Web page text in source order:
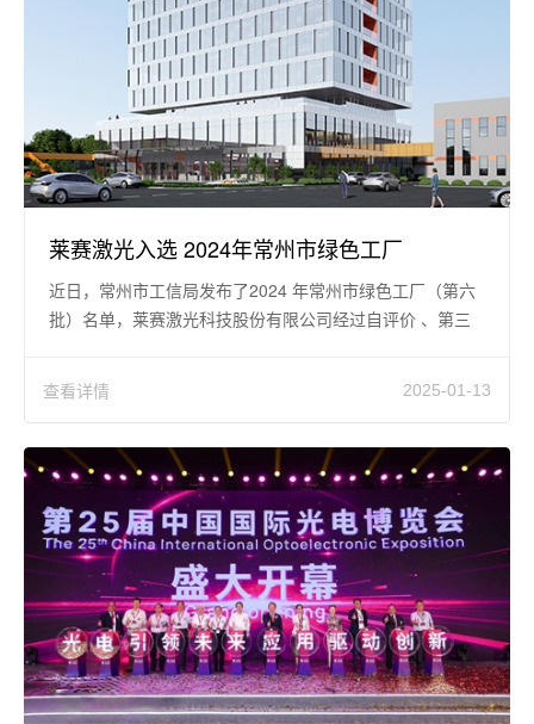
莱赛激光入选 2024年常州市绿色工厂
近日，常州市工信局发布了2024 年常州市绿色工厂（第六
批）名单，莱赛激光科技股份有限公司经过自评价 、第三
查看详情
2025-01-13